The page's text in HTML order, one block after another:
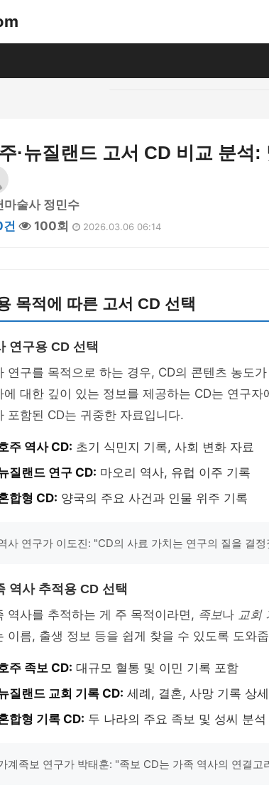
·뉴질랜드 고서 CD 비교 분석:
마술사 정민수
100회 2026.03.06 06:14
목적에 따른 고서 CD 선택
연구용 CD 선택
연구를 목적으로 하는 경우, CD의 콘텐츠 농도
에 대한 깊이 있는 정보를 제공하는 CD는 연구
포함된 CD는 귀중한 자료입니다.
주 역사 CD: 초기 식민지 기록, 사회 변화 자료
질랜드 연구 CD: 마오리 역사, 유럽 이주 기록
합형 CD: 양국의 주요 사건과 인물 위주 기록
사 연구가 이도진: "CD의 사료 가치는 연구의 질을 결
역사 추적용 CD 선택
역사를 추적하는 게 주 목적이라면, 족보나 교회
이름, 출생 정보 등을 쉽게 찾을 수 있도록 도와
주 족보 CD: 대규모 혈통 및 이민 기록 포함
질랜드 교회 기록 CD: 세례, 결혼, 사망 기록 상세
합형 기록 CD: 두 나라의 주요 족보 및 성씨 분석
계족보 연구가 박태훈: "족보 CD는 가족 역사의 연결고